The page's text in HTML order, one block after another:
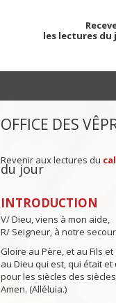
les lectures
OFFICE DES
Revenir aux lectures du
du jour
INTRODUCTION
V/ Dieu, viens à mon aide,
R/ Seigneur, à notre
Gloire au Père, et au Fils
au Dieu qui est, qui était et
pour les siècles des
Amen. (Alléluia.)